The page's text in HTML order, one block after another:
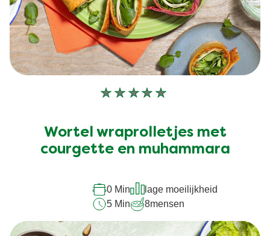
Geen
ingediend
voor
Wortel wraprolletjes met
courgette en muhammara
0 Min
lage moeilijkheid
5 Min
8mensen